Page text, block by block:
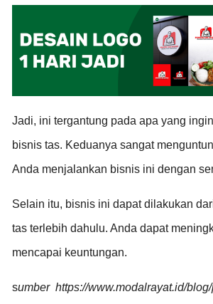
Jadi, ini tergantung pada apa yang
bisnis tas. Keduanya sangat
Anda menjalankan bisnis ini dengan
Selain itu, bisnis ini dapat dilakukan
tas terlebih dahulu. Anda dapat
mencapai keuntungan.
sumber https://www.modalrayat.id/